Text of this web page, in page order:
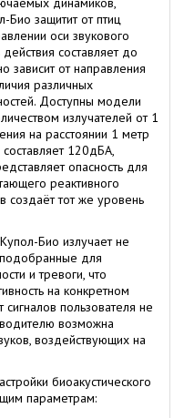
Био защитит от птиц
оси звукового
составляет до
зависит от направления
различных
Доступны модели
излучателей от 1
на расстоянии 1 метр
120дБА,
опасность для
реактивного
создаёт тот же уровень
Био излучает не
для
и тревоги, что
на конкретном
сигналов пользователя не
возможна
воздействующих на
биоакустического
параметрам: